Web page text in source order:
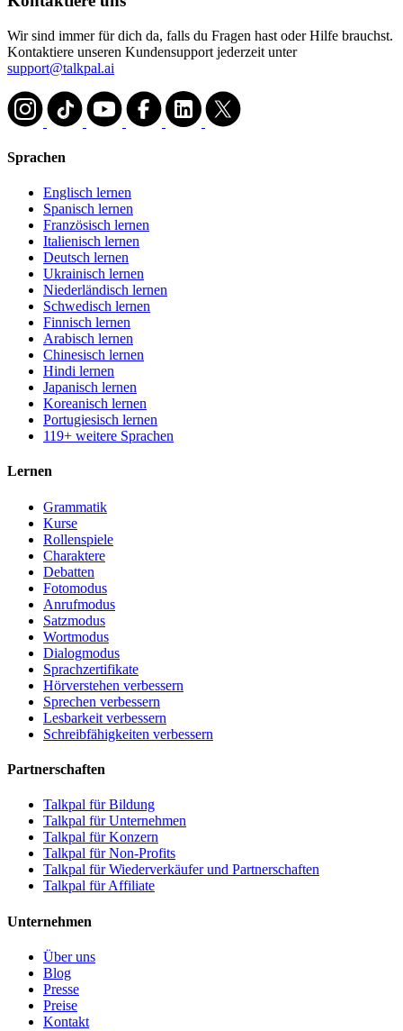
Wir sind immer für dich da, falls du Fragen hast oder Hilfe brauchst.
Kontaktiere unseren Kundensupport jederzeit unter
support@talkpal.ai
Sprachen
Englisch lernen
Spanisch lernen
Französisch lernen
Italienisch lernen
Deutsch lernen
Ukrainisch lernen
Niederländisch lernen
Schwedisch lernen
Finnisch lernen
Arabisch lernen
Chinesisch lernen
Hindi lernen
Japanisch lernen
Koreanisch lernen
Portugiesisch lernen
119+ weitere Sprachen
Lernen
Grammatik
Kurse
Rollenspiele
Charaktere
Debatten
Fotomodus
Anrufmodus
Satzmodus
Wortmodus
Dialogmodus
Sprachzertifikate
Hörverstehen verbessern
Sprechen verbessern
Lesbarkeit verbessern
Schreibfähigkeiten verbessern
Partnerschaften
Talkpal für Bildung
Talkpal für Unternehmen
Talkpal für Konzern
Talkpal für Non-Profits
Talkpal für Wiederverkäufer und Partnerschaften
Talkpal für Affiliate
Unternehmen
Über uns
Blog
Presse
Preise
Kontakt